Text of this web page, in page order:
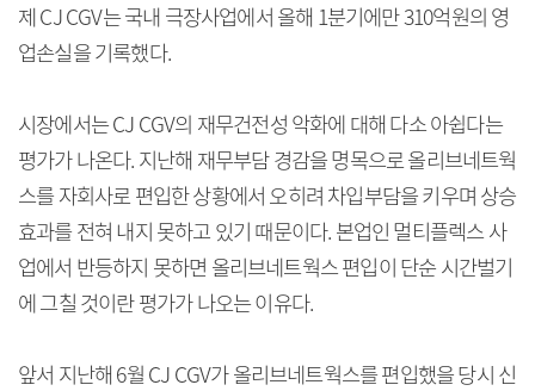
제 CJ CGV는 국내 극장사업에서 올해 1분기에만 310억원의 영
업손실을 기록했다.
시장에서는 CJ CGV의 재무건전성 악화에 대해 다소 아쉽다는
평가가 나온다. 지난해 재무부담 경감을 명목으로 올리브네트웍
스를 자회사로 편입한 상황에서 오히려 차입부담을 키우며 상승
효과를 전혀 내지 못하고 있기 때문이다. 본업인 멀티플렉스 사
업에서 반등하지 못하면 올리브네트웍스 편입이 단순 시간벌기
에 그칠 것이란 평가가 나오는 이유다.
앞서 지난해 6월 CJ CGV가 올리브네트웍스를 편입했을 당시 신